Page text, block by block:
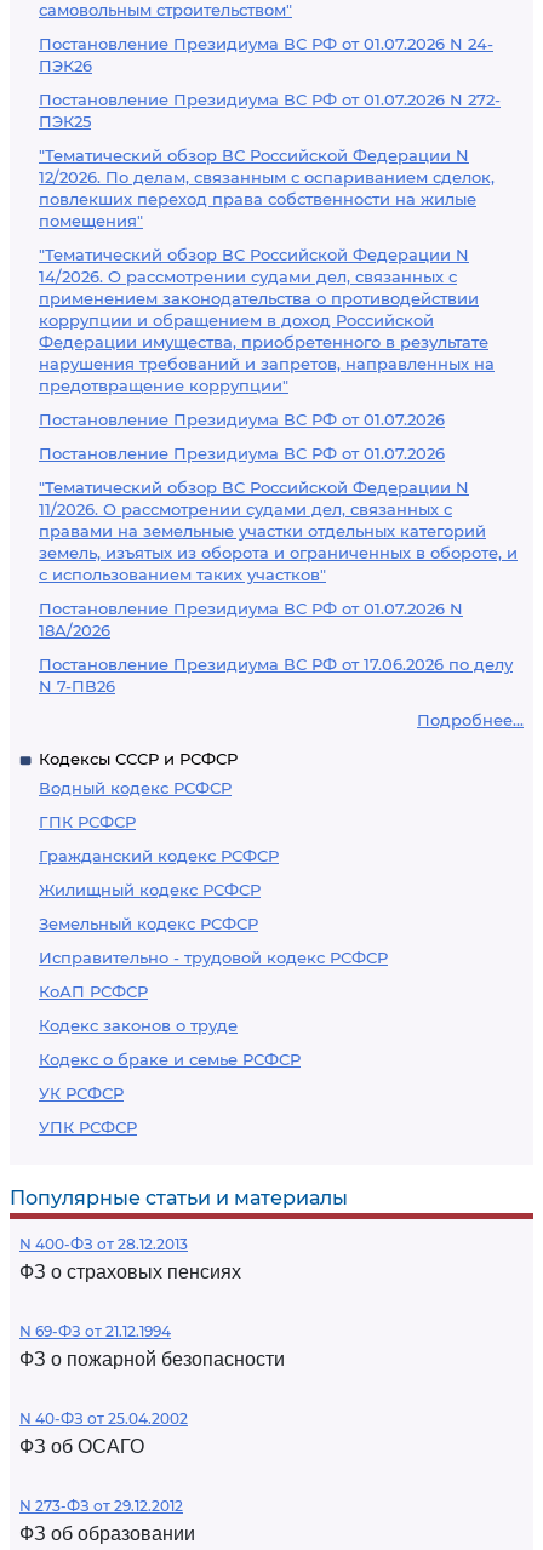
самовольным строительством"
Постановление Президиума ВС РФ от 01.07.2026 N 24-
ПЭК26
Постановление Президиума ВС РФ от 01.07.2026 N 272-
ПЭК25
"Тематический обзор ВС Российской Федерации N
12/2026. По делам, связанным с оспариванием сделок,
повлекших переход права собственности на жилые
помещения"
"Тематический обзор ВС Российской Федерации N
14/2026. О рассмотрении судами дел, связанных с
применением законодательства о противодействии
коррупции и обращением в доход Российской
Федерации имущества, приобретенного в результате
нарушения требований и запретов, направленных на
предотвращение коррупции"
Постановление Президиума ВС РФ от 01.07.2026
Постановление Президиума ВС РФ от 01.07.2026
"Тематический обзор ВС Российской Федерации N
11/2026. О рассмотрении судами дел, связанных с
правами на земельные участки отдельных категорий
земель, изъятых из оборота и ограниченных в обороте, и
с использованием таких участков"
Постановление Президиума ВС РФ от 01.07.2026 N
18А/2026
Постановление Президиума ВС РФ от 17.06.2026 по делу
N 7-ПВ26
Подробнее...
Кодексы СССР и РСФСР
Водный кодекс РСФСР
ГПК РСФСР
Гражданский кодекс РСФСР
Жилищный кодекс РСФСР
Земельный кодекс РСФСР
Исправительно - трудовой кодекс РСФСР
КоАП РСФСР
Кодекс законов о труде
Кодекс о браке и семье РСФСР
УК РСФСР
УПК РСФСР
Популярные статьи и материалы
N 400-ФЗ от 28.12.2013
ФЗ о страховых пенсиях
N 69-ФЗ от 21.12.1994
ФЗ о пожарной безопасности
N 40-ФЗ от 25.04.2002
ФЗ об ОСАГО
N 273-ФЗ от 29.12.2012
ФЗ об образовании